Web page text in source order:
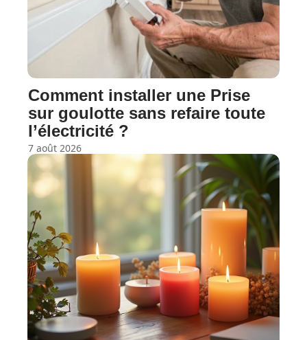
Comment installer une Prise
sur goulotte sans refaire toute
l’électricité ?
7 août 2026